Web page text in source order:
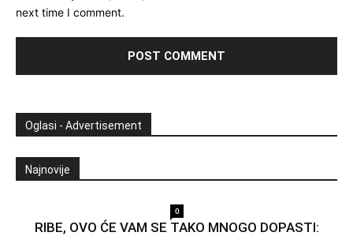
next time I comment.
Oglasi - Advertisement
Najnovije
0
RIBE, OVO ĆE VAM SE TAKO MNOGO DOPASTI: